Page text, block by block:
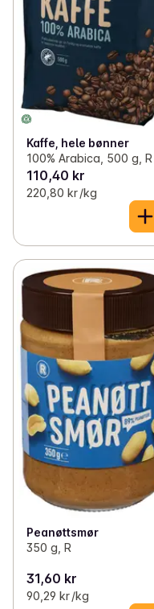
Kaffe, hele bønner
100% Arabica, 500 g, R
110,40 kr
220,80 kr /kg
Peanøttsmør
350 g, R
31,60 kr
90,29 kr /kg